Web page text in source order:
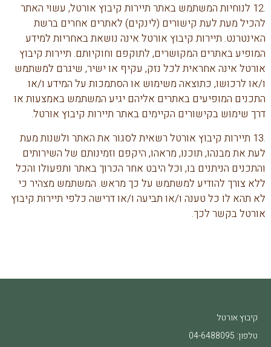
.12 לנוחיות המשתמש באתר תיירות קיבוץ אורטל, עשוי האתר
להכיל מעת לעת קישורים (לינקים) לאתרים אחרים ברשת
האינטרנט. תיירות קיבוץ אורטל אינה נושאת באחריות למידע
המופיע באתרים המקושרים, לתוקפם וחוקיותם. תיירות קיבוץ
אורטל אינה אחראית לכל נזק, עקיף או ישיר, שיגרם למשתמש
ו/או לרכושו, כתוצאה משימוש או הסתמכות על המידע ו/או
התכנים המופיעים באתרים אליהם יגיע המשתמש באמצעות או
דרך שימוש בקישורים הקיימים באתר תיירות קיבוץ אורטל.
.13 תיירות קיבוץ אורטל רשאית לסגור את האתר ולשנות מעת
לעת את מבנהו, תוכנו, מראהו, היקפם וזמינותם של השירותים
והתכנים הניתנים בו, וכל היבט אחר הכרוך באתר ותפעולו והכל
ללא צורך להודיע למשתמש על כך מראש. המשתמש מצהיר כי
לא תהא לו כל טענה ו/או תביעה ו/או דרישה כלפי תיירות קיבוץ
אורטל בקשר לכך.
קיבוץ אורטל
טלפון: 04-6488095